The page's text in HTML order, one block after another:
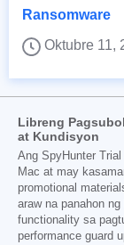
Ransomware
Oktubre 11,
Libreng
at Kundisyon
Ang SpyHunter
Mac at may
promotional
araw na panahon
functionality sa
performance guard